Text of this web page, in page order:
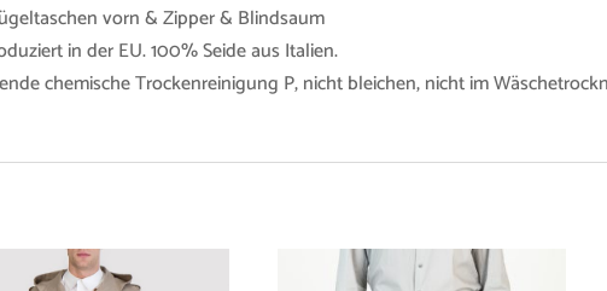
vorn & Zipper & Blindsaum
in der EU. 100% Seide aus Italien.
chemische Trockenreinigung P, nicht bleichen, nicht im